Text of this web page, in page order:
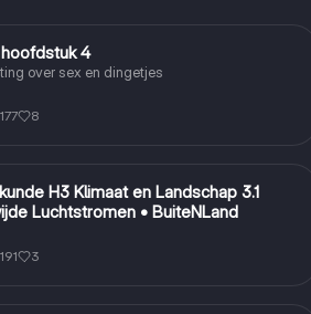
4
over sex en dingetjes
8
H3 Klimaat en Landschap 3.1
Luchtstromen • BuiteNLand
3